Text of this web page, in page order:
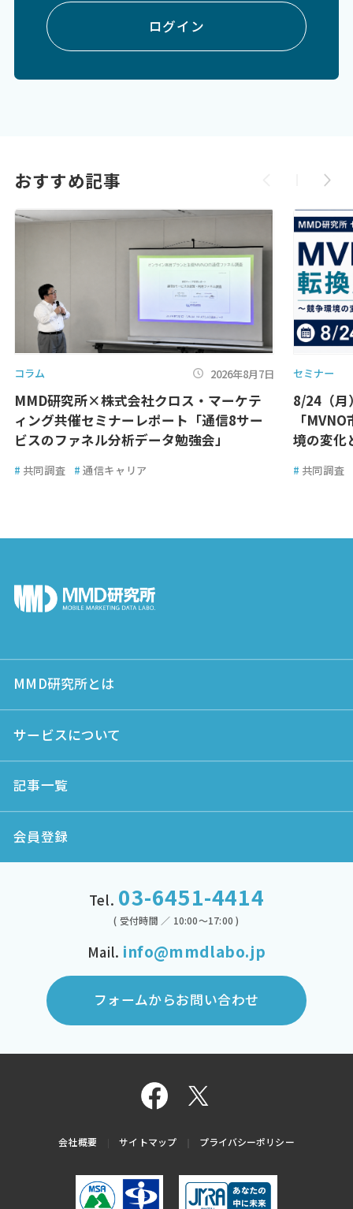
ログイン
おすすめ記事
コラム 2026年8月7日
MMD研究所×株式会社クロス・マーケテ
ィング共催セミナーレポート「通信8サー
ビスのファネル分析データ勉強会」
# 共同調査 # 通信キャリア
セミナー
8/24（月
「
境の変化
# 共同調査
MMD研究所とは
サービスについて
記事一覧
会員登録
Tel. 03-6451-4414
( 受付時間 ／ 10:00～17:00 )
Mail. info@mmdlabo.jp
フォームからお問い合わせ
会社概要 サイトマップ プライバシーポリシー